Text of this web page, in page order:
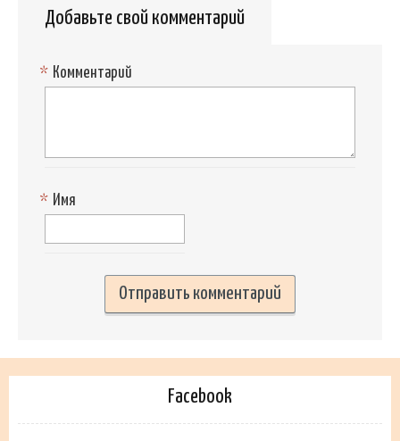
Добавьте свой комментарий
Комментарий
*
Имя
*
Facebook